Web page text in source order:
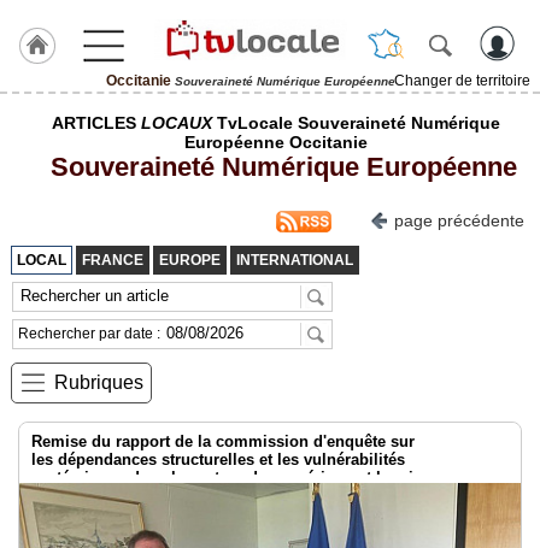
Occitanie Souveraineté Numérique EuropéenneChanger de territoire
J'adhère
TvLocale
France
Accueil
RUBRIQUES
Agenda
Gazette
Vidéos
ARTICLES LOCAUXTvLocale Souveraineté Numérique
Européenne Occitanie
Souveraineté Numérique Européenne
page précédente
LOCAL FRANCE EUROPE INTERNATIONAL
Rechercher par date :
Rubriques
Remise du rapport de la commission d'enquête sur
les dépendances structurelles et les vulnérabilités
systémiques dans le secteur du numérique et les risques pour
l’indépendance de la France